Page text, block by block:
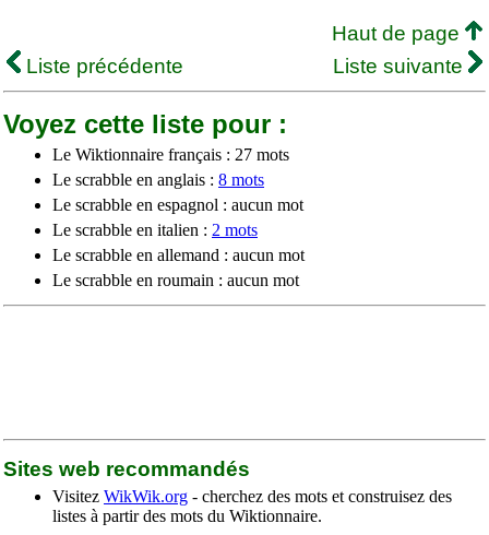
Haut de page
Liste précédente
Liste suivante
Voyez cette liste pour :
Le Wiktionnaire français : 27 mots
Le scrabble en anglais : 8 mots
Le scrabble en espagnol : aucun mot
Le scrabble en italien : 2 mots
Le scrabble en allemand : aucun mot
Le scrabble en roumain : aucun mot
Sites web recommandés
Visitez WikWik.org - cherchez des mots et construisez des
listes à partir des mots du Wiktionnaire.